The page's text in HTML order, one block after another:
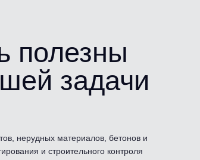
нерудных материалов, бетонов и
и строительного контроля
полезны
задачи